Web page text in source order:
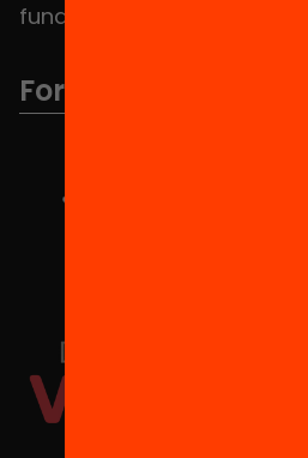
fundacio@equitat.org
Formamos parte